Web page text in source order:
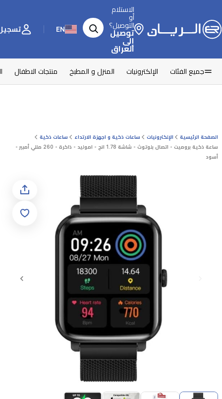
الاستلام
أو
التوصيل؟
توصيل
إلى
العراق
EN تسجيل
جميع الفئات الإلكترونيات المنزل و المطبخ منتجات الاطفال
الصفحة الرئيسية الإلكترونيات ساعات ذكية و اجهزة الارتداء
ساعات ذكية
ساعة ذكية بروميت - اتصال بلوتوث - شاشة 1.78 انج - اموليد - ذاكرة - 260 مللي أمبير -
أسود
Item